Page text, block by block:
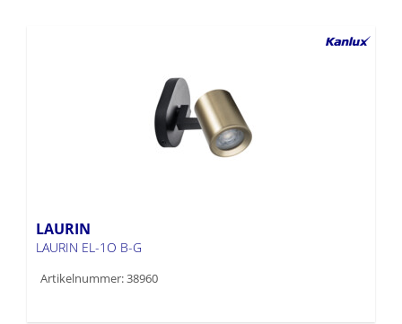
LAURIN
LAURIN EL-1O B-G
Artikelnummer: 38960